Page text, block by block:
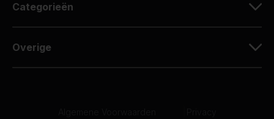
Categorieën
Overige